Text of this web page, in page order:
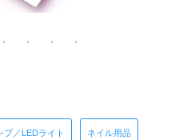
プ／LEDライト ネイル用品